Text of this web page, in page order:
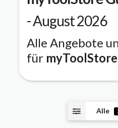
- August 2026
Alle Angebote
für myToolStore
Alle